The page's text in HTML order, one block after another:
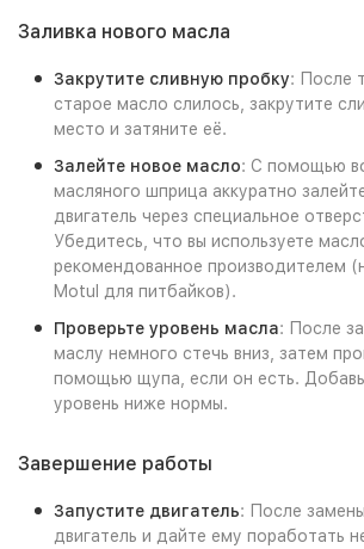
Заливка нового масла
Закрутите сливную пробку: После
старое масло слилось, закрутите
место и затяните её.
Залейте новое масло: С помощью
масляного шприца аккуратно
двигатель через специальное
Убедитесь, что вы используете
рекомендованное производителем
Motul для питбайков).
Проверьте уровень масла: После
маслу немного стечь вниз, затем
помощью щупа, если он есть.
уровень ниже нормы.
Завершение работы
Запустите двигатель: После
двигатель и дайте ему поработать